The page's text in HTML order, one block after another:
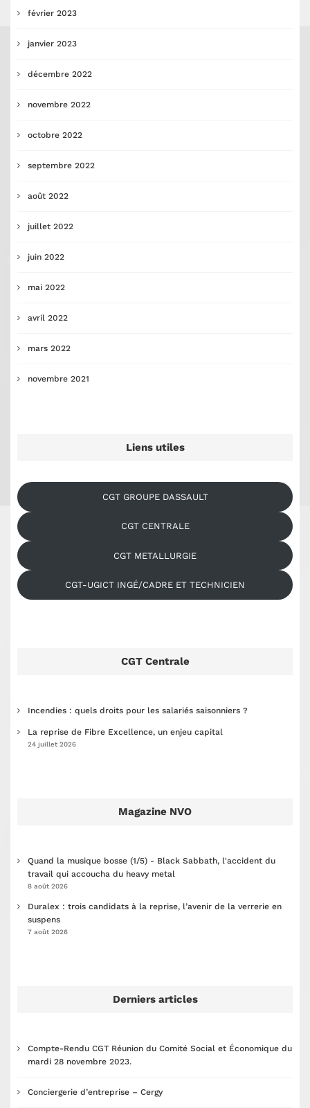
février 2023
janvier 2023
décembre 2022
novembre 2022
octobre 2022
septembre 2022
août 2022
juillet 2022
juin 2022
mai 2022
avril 2022
mars 2022
novembre 2021
Liens utiles
CGT GROUPE DASSAULT
CGT CENTRALE
CGT METALLURGIE
CGT-UGICT INGÉ/CADRE ET TECHNICIEN
CGT Centrale
Incendies : quels droits pour les salariés saisonniers ?
La reprise de Fibre Excellence, un enjeu capital
24 juillet 2026
Magazine NVO
Quand la musique bosse (1/5) - Black Sabbath, l'accident du
travail qui accoucha du heavy metal
8 août 2026
Duralex : trois candidats à la reprise, l’avenir de la verrerie en
suspens
7 août 2026
Derniers articles
Compte-Rendu CGT Réunion du Comité Social et Économique du
mardi 28 novembre 2023.
Conciergerie d’entreprise – Cergy